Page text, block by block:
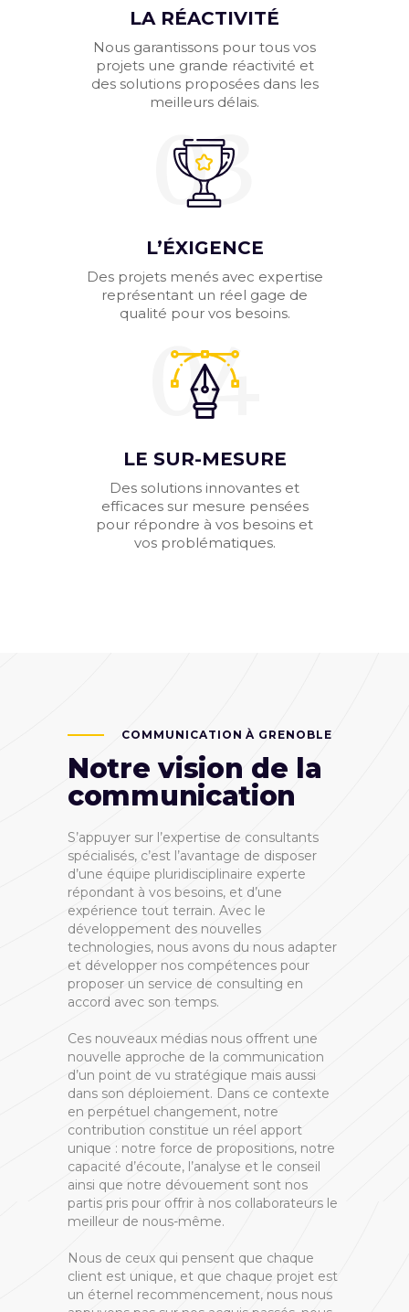
LA RÉACTIVITÉ
Nous garantissons pour tous vos
projets une grande réactivité et
des solutions proposées dans les
meilleurs délais.
L’ÉXIGENCE
03
Des projets menés avec expertise
représentant un réel gage de
qualité pour vos besoins.
LE SUR-MESURE
04
Des solutions innovantes et
efficaces sur mesure pensées
pour répondre à vos besoins et
vos problématiques.
COMMUNICATION À GRENOBLE
Notre vision de la
communication
S’appuyer sur l’expertise de consultants
spécialisés, c’est l’avantage de disposer
d’une équipe pluridisciplinaire experte
répondant à vos besoins, et d’une
expérience tout terrain. Avec le
développement des nouvelles
technologies, nous avons du nous adapter
et développer nos compétences pour
proposer un service de consulting en
accord avec son temps.
Ces nouveaux médias nous offrent une
nouvelle approche de la communication
d’un point de vu stratégique mais aussi
dans son déploiement. Dans ce contexte
en perpétuel changement, notre
contribution constitue un réel apport
unique : notre force de propositions, notre
capacité d’écoute, l’analyse et le conseil
ainsi que notre dévouement sont nos
partis pris pour offrir à nos collaborateurs le
meilleur de nous-même.
Nous de ceux qui pensent que chaque
client est unique, et que chaque projet est
un éternel recommencement, nous nous